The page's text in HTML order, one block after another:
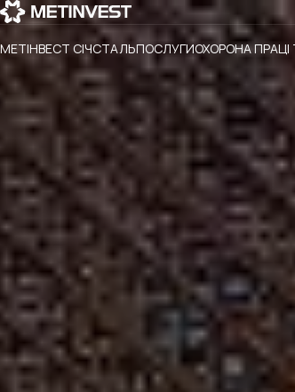
МЕТІНВЕСТ СІЧСТАЛЬПОСЛУГИОХОРОНА ПРАЦІ